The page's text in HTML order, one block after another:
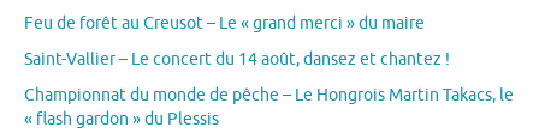
Feu de forêt au Creusot – Le « grand merci » du maire
Saint-Vallier – Le concert du 14 août, dansez et chantez !
Championnat du monde de pêche – Le Hongrois Martin Takacs, le
« flash gardon » du Plessis